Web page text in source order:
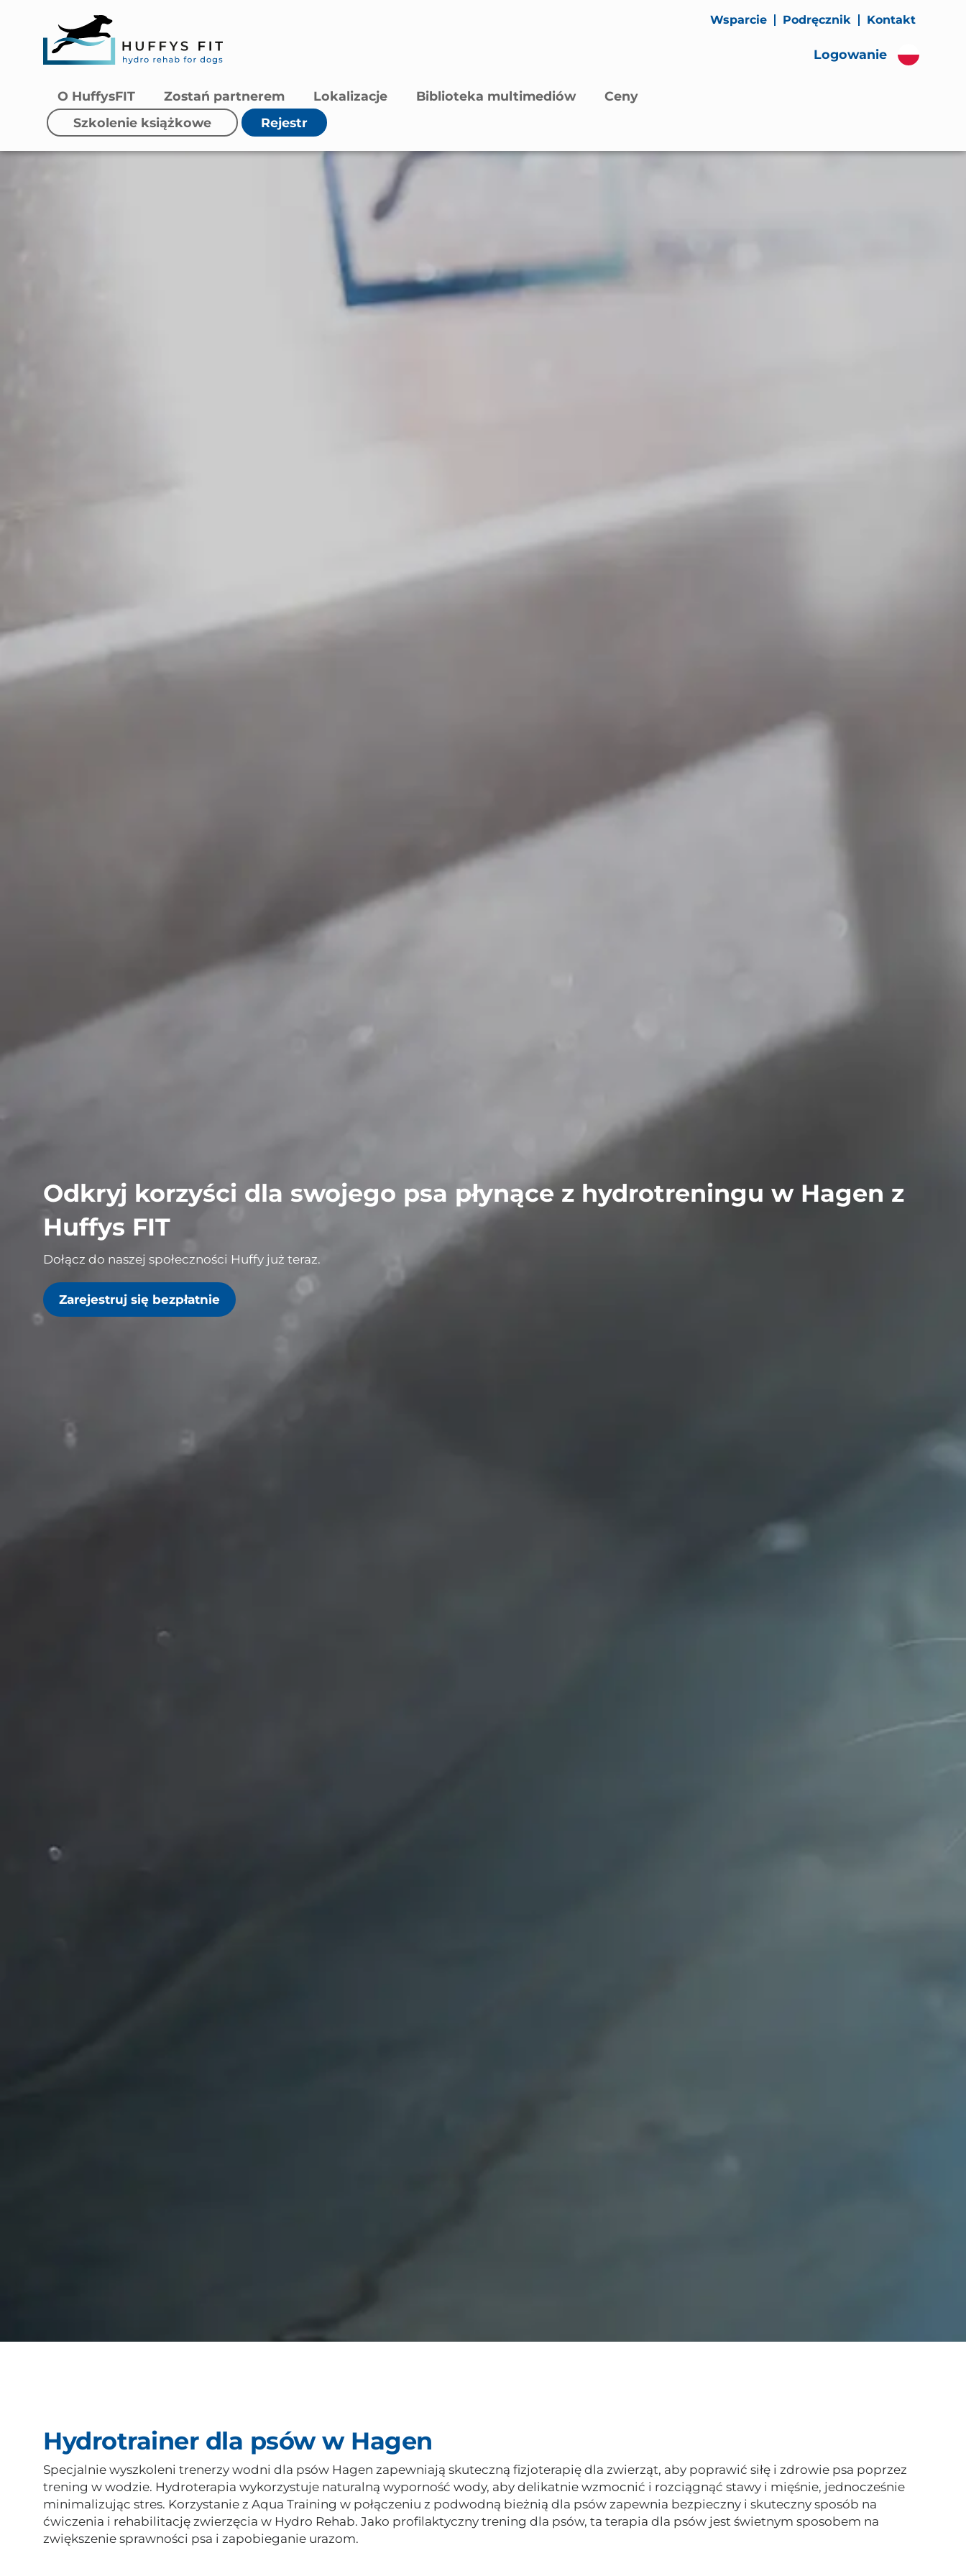
Wsparcie Podręcznik Kontakt
Logowanie
O HuffysFIT Zostań partnerem Lokalizacje Biblioteka multimediów
Ceny
Rejestr
Szkolenie książkowe
Odkryj korzyści dla swojego psa płynące z hydrotreningu w Hagen z
Huffys FIT
Dołącz do naszej społeczności Huffy już teraz.
Zarejestruj się bezpłatnie
Hydrotrainer dla psów w Hagen
Specjalnie wyszkoleni trenerzy wodni dla psów Hagen zapewniają skuteczną fizjoterapię dla zwierząt, aby poprawić siłę i zdrowie psa poprzez
trening w wodzie. Hydroterapia wykorzystuje naturalną wyporność wody, aby delikatnie wzmocnić i rozciągnąć stawy i mięśnie, jednocześnie
minimalizując stres. Korzystanie z Aqua Training w połączeniu z podwodną bieżnią dla psów zapewnia bezpieczny i skuteczny sposób na
ćwiczenia i rehabilitację zwierzęcia w Hydro Rehab. Jako profilaktyczny trening dla psów, ta terapia dla psów jest świetnym sposobem na
zwiększenie sprawności psa i zapobieganie urazom.